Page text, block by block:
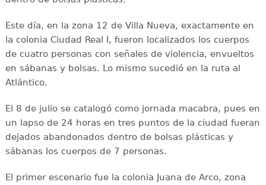
Este día, en la zona 12 de Villa Nueva, exactamente en
la colonia Ciudad Real I, fueron localizados los cuerpos
de cuatro personas con señales de violencia, envueltos
en sábanas y bolsas. Lo mismo sucedió en la ruta al
Atlántico.
El 8 de julio se catalogó como jornada macabra, pues en
un lapso de 24 horas en tres puntos de la ciudad fueran
dejados abandonados dentro de bolsas plásticas y
sábanas los cuerpos de 7 personas.
El primer escenario fue la colonia Juana de Arco, zona